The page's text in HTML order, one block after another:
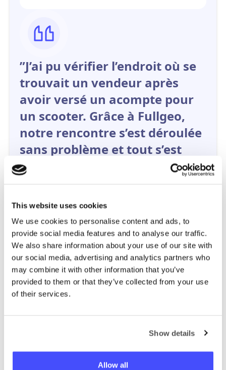
This website uses cookies
We use cookies to personalise content and ads, to
provide social media features and to analyse our traffic.
We also share information about your use of our site with
our social media, advertising and analytics partners who
may combine it with other information that you’ve
provided to them or that they’ve collected from your use
of their services.
Show details
Allow all
”J’ai pu vérifier l’endroit où se
trouvait un vendeur après
avoir versé un acompte pour
un scooter. Grâce à Fullgeo,
notre rencontre s’est déroulée
sans problème et tout s’est
bien passé !”
Utilisateur Fullgeo